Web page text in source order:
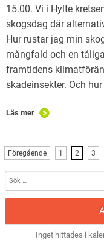
15.00. Vi i Hylte
skogsdag där
Hur rustar jag min
mångfald och en
framtidens
skadeinsekter. Och
Läs mer
Föregående 1 2 3
Inget hittades i